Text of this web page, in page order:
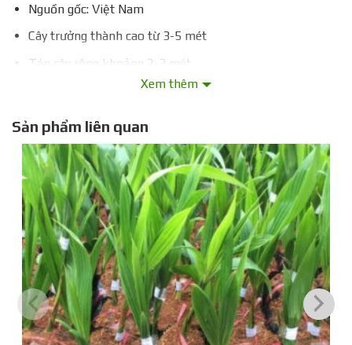
Nguồn gốc: Việt Nam
Cây trưởng thành cao từ 3-5 mét
Tán cây rộng khoảng 2-3 mét
Cây bắt đầu cho quả sau 12-18 tháng trồng
Trung bình 50-70 kg/cây/năm
Quả ổi Ruby có kích thước to, trọng lượng trung bình
500-700 gram
Vỏ quả ổi Ruby có màu đỏ hồng đẹp mắt
Thịt quả ổi Ruby có màu đỏ đậm, ăn giòn và ngọt thanh
Ổi Ruby có rất ít hạt, chỉ khoảng 1-2 hạt/quả
Xem thêm
Sản phẩm liên quan